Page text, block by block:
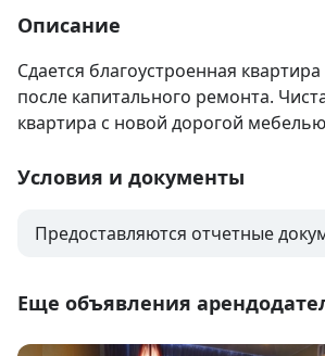
Описание
Сдается благоустроенная
после капитального ремонта.
квартира с новой дорогой
Условия и документы
Предоставляются отчетные
Еще объявления